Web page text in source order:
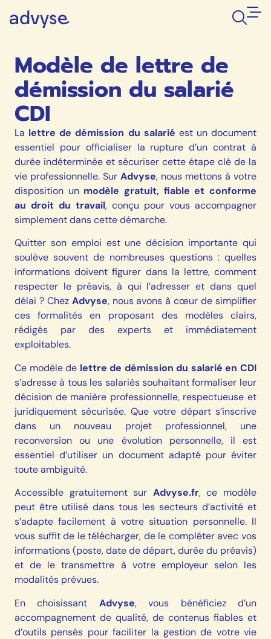
Modèle de lettre de
démission du salarié
CDI
La lettre de démission du salarié est un document
essentiel pour officialiser la rupture d’un contrat à
durée indéterminée et sécuriser cette étape clé de la
vie professionnelle. Sur Advyse, nous mettons à votre
disposition un modèle gratuit, fiable et conforme
au droit du travail, conçu pour vous accompagner
simplement dans cette démarche.
Quitter son emploi est une décision importante qui
soulève souvent de nombreuses questions : quelles
informations doivent figurer dans la lettre, comment
respecter le préavis, à qui l’adresser et dans quel
délai ? Chez Advyse, nous avons à cœur de simplifier
ces formalités en proposant des modèles clairs,
rédigés par des experts et immédiatement
exploitables.
Ce modèle de lettre de démission du salarié en CDI
s’adresse à tous les salariés souhaitant formaliser leur
décision de manière professionnelle, respectueuse et
juridiquement sécurisée. Que votre départ s’inscrive
dans un nouveau projet professionnel, une
reconversion ou une évolution personnelle, il est
essentiel d’utiliser un document adapté pour éviter
toute ambiguïté.
Accessible gratuitement sur Advyse.fr, ce modèle
peut être utilisé dans tous les secteurs d’activité et
s’adapte facilement à votre situation personnelle. Il
vous suffit de le télécharger, de le compléter avec vos
informations (poste, date de départ, durée du préavis)
et de le transmettre à votre employeur selon les
modalités prévues.
En choisissant Advyse, vous bénéficiez d’un
accompagnement de qualité, de contenus fiables et
d’outils pensés pour faciliter la gestion de votre vie